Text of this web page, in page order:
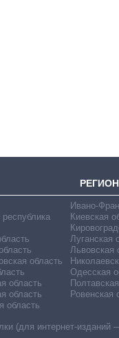
область
область
область
область
Ивано-
Киевская
Луганская
Львовская
Одесская
Ровенская
(для интернет-